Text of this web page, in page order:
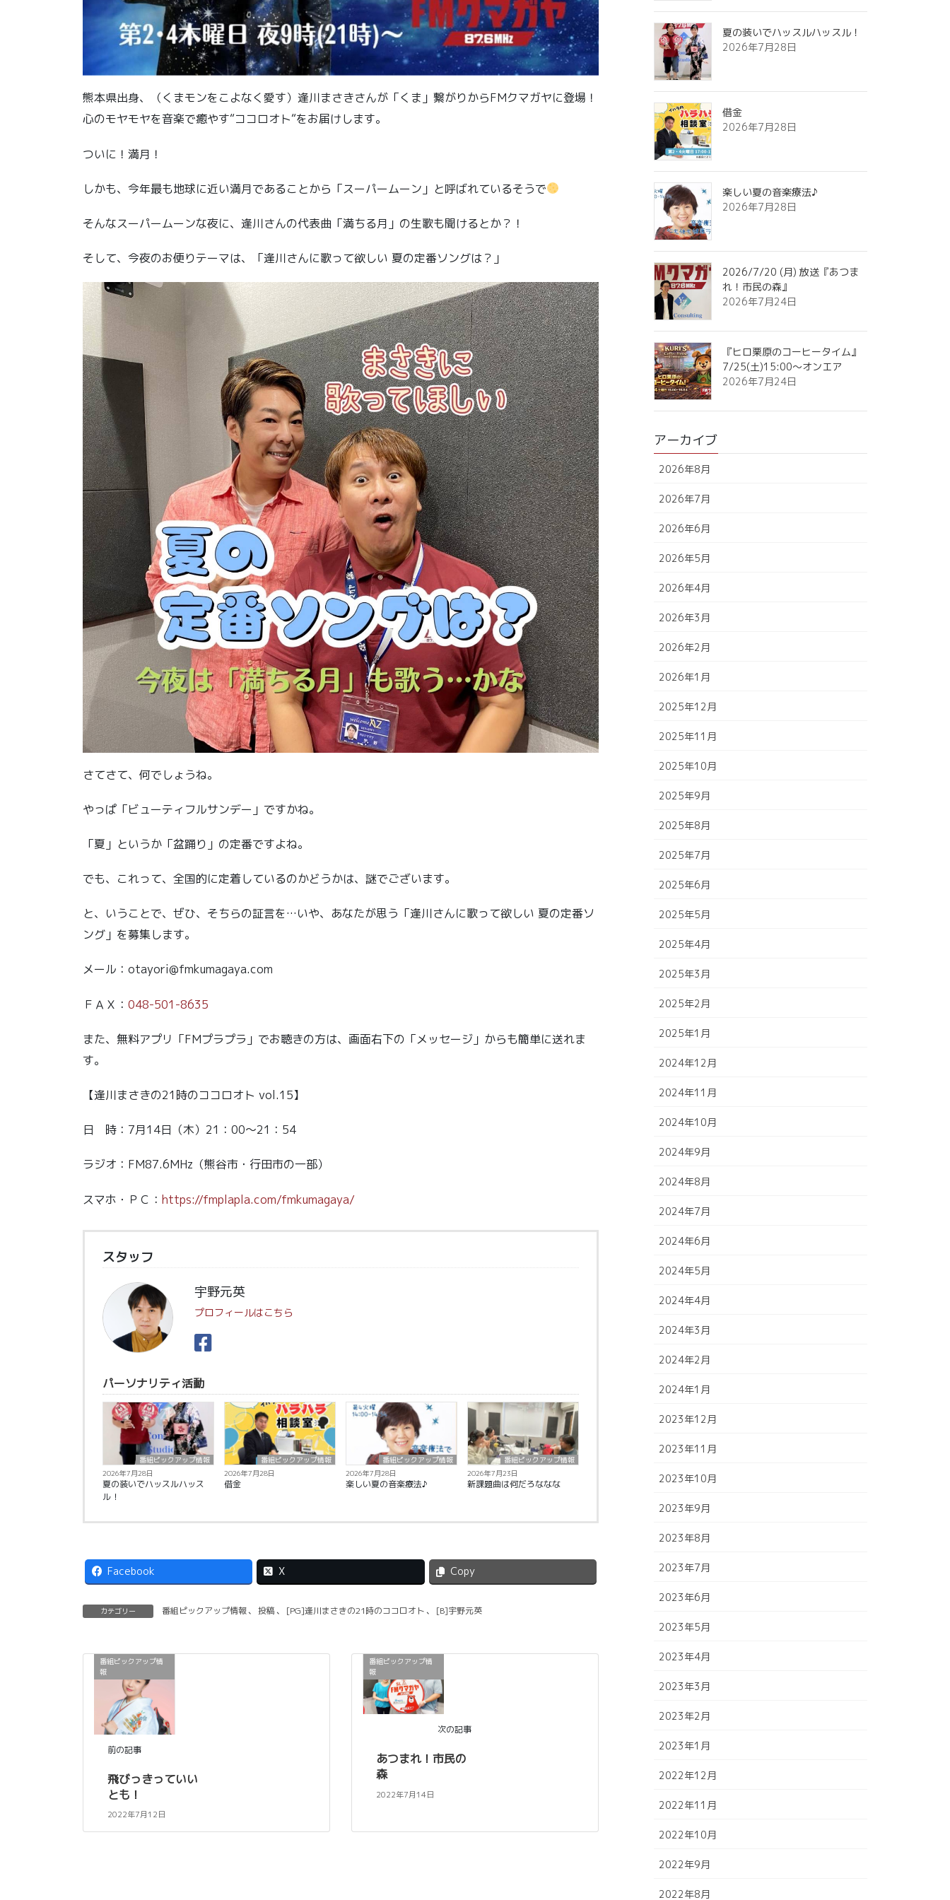
熊本県出身、（くまモンをこよなく愛す）逢川まさきさんが「くま」繋がりからFMクマガヤに登場！
心のモヤモヤを音楽で癒やす“ココロオト“をお届けします。
ついに！満月！
しかも、今年最も地球に近い満月であることから「スーパームーン」と呼ばれているそうで
そんなスーパームーンな夜に、逢川さんの代表曲「満ちる月」の生歌も聞けるとか？！
そして、今夜のお便りテーマは、「逢川さんに歌って欲しい 夏の定番ソングは？」
さてさて、何でしょうね。
やっぱ「ビューティフルサンデー」ですかね。
「夏」というか「盆踊り」の定番ですよね。
でも、これって、全国的に定着しているのかどうかは、謎でございます。
と、いうことで、ぜひ、そちらの証言を…いや、あなたが思う「逢川さんに歌って欲しい 夏の定番ソ
ング」を募集します。
メール：otayori@fmkumagaya.com
ＦＡＸ： 048-501-8635
また、無料アプリ「FMプラプラ」でお聴きの方は、画面右下の「メッセージ」からも簡単に送れま
す。
【逢川まさきの21時のココロオト vol.15】
日 時：7月14日（木）21：00～21：54
ラジオ：FM87.6MHz（熊谷市・行田市の一部）
スマホ・ＰＣ： https://fmplapla.com/fmkumagaya/
スタッフ
宇野元英
プロフィールはこちら
パーソナリティ活動
番組ピックアップ情報
2026年7月28日
夏の装いでハッスルハッス
ル！
番組ピックアップ情報
2026年7月28日
借金
番組ピックアップ情報
2026年7月28日
楽しい夏の音楽療法♪
番組ピックアップ情報
2026年7月23日
新課題曲は何だろななな
Facebook X Copy
カテゴリー 番組ピックアップ情報、 投稿 、 [PG]逢川まさきの21時のココロオト 、 [B]宇野元英
番組ピックアップ情
報
前の記事
飛びっきっていい
とも！
2022年7月12日
番組ピックアップ情
報
次の記事
あつまれ！市民の
森
2022年7月14日
夏の装いでハッスルハッスル！
2026年7月28日
借金
2026年7月28日
楽しい夏の音楽療法♪
2026年7月28日
2026/7/20 (月) 放送『あつま
れ！市民の森』
2026年7月24日
『ヒロ栗原のコーヒータイム』
7/25(土)15:00～オンエア
2026年7月24日
アーカイブ
2026年8月
2026年7月
2026年6月
2026年5月
2026年4月
2026年3月
2026年2月
2026年1月
2025年12月
2025年11月
2025年10月
2025年9月
2025年8月
2025年7月
2025年6月
2025年5月
2025年4月
2025年3月
2025年2月
2025年1月
2024年12月
2024年11月
2024年10月
2024年9月
2024年8月
2024年7月
2024年6月
2024年5月
2024年4月
2024年3月
2024年2月
2024年1月
2023年12月
2023年11月
2023年10月
2023年9月
2023年8月
2023年7月
2023年6月
2023年5月
2023年4月
2023年3月
2023年2月
2023年1月
2022年12月
2022年11月
2022年10月
2022年9月
2022年8月